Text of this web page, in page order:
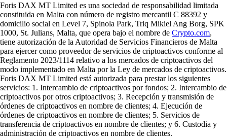
Foris DAX MT Limited es una sociedad de responsabilidad limitada
constituida en Malta con número de registro mercantil C 88392 y
domicilio social en Level 7, Spinola Park, Triq Mikiel Ang Borg, SPK
1000, St. Julians, Malta, que opera bajo el nombre de Crypto.com,
tiene autorización de la Autoridad de Servicios Financieros de Malta
para ejercer como proveedor de servicios de criptoactivos conforme al
Reglamento 2023/1114 relativo a los mercados de criptoactivos del
modo implementado en Malta por la Ley de mercados de criptoactivos.
Foris DAX MT Limited está autorizada para prestar los siguientes
servicios: 1. Intercambio de criptoactivos por fondos; 2. Intercambio de
criptoactivos por otros criptoactivos; 3. Recepción y transmisión de
órdenes de criptoactivos en nombre de clientes; 4. Ejecución de
órdenes de criptoactivos en nombre de clientes; 5. Servicios de
transferencia de criptoactivos en nombre de clientes; y 6. Custodia y
administración de criptoactivos en nombre de clientes.